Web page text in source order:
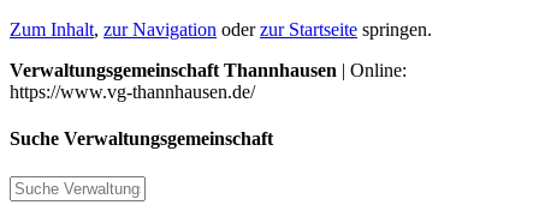
Zum Inhalt, zur Navigation oderzur Startseite springen.
Verwaltungsgemeinschaft Thannhausen | Online:
https://www.vg-thannhausen.de/
Suche Verwaltungsgemeinschaft